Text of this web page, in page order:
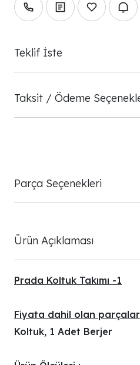
Teklif İste
Taksit / Ödeme
Parça Seçenekleri
Ürün Açıklaması
Prada Koltuk Takımı -1
Fiyata dahil olan
Koltuk, 1 Adet Berjer